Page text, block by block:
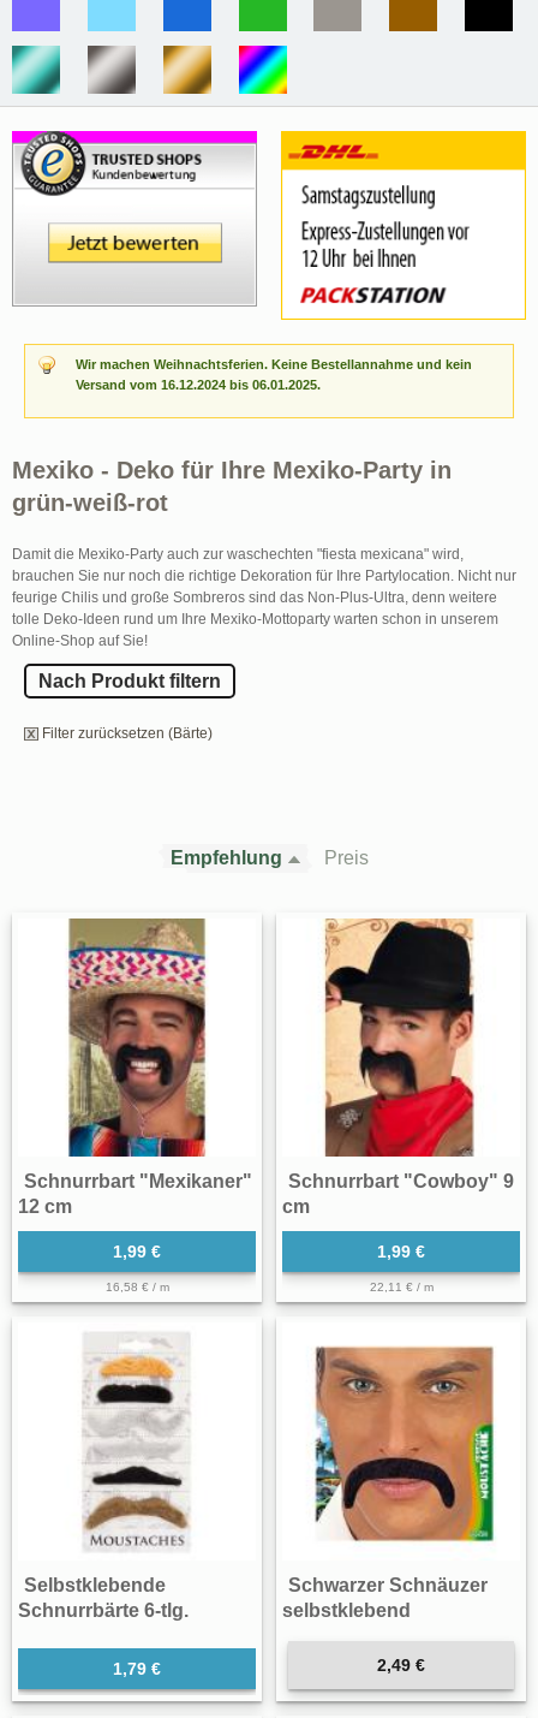
Wir machen Weihnachtsferien. Keine Bestellannahme und kein
Versand vom 16.12.2024 bis 06.01.2025.
Mexiko - Deko für Ihre Mexiko-Party in
grün-weiß-rot
Damit die Mexiko-Party auch zur waschechten "fiesta mexicana" wird,
brauchen Sie nur noch die richtige Dekoration für Ihre Partylocation. Nicht nur
feurige Chilis und große Sombreros sind das Non-Plus-Ultra, denn weitere
tolle Deko-Ideen rund um Ihre Mexiko-Mottoparty warten schon in unserem
Online-Shop auf Sie!
Nach Produkt filtern
Filter zurücksetzen (Bärte)
Empfehlung Preis
Schnurrbart "Mexikaner"
12 cm
1,99 €
16,58 € / m
Schnurrbart "Cowboy" 9
cm
1,99 €
22,11 € / m
Selbstklebende
Schnurrbärte 6-tlg.
1,79 €
Schwarzer Schnäuzer
selbstklebend
2,49 €